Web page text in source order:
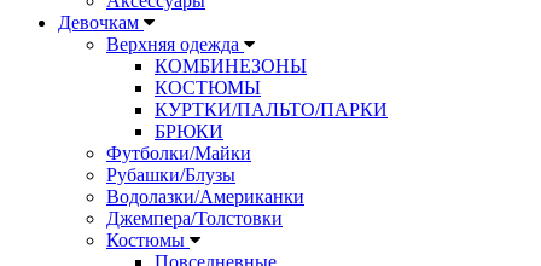
Девочкам
Верхняя одежда
КОМБИНЕЗОНЫ
КОСТЮМЫ
КУРТКИ/ПАЛЬТО/ПАРКИ
БРЮКИ
Футболки/Майки
Рубашки/Блузы
Водолазки/Американки
Джемпера/Толстовки
Костюмы
Повседневные